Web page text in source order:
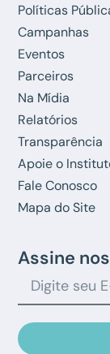
Políticas
Campanhas
Eventos
Parceiros
Na Mídia
Relatórios
Transparência
Apoie o
Fale Conosco
Mapa do Site
Assine